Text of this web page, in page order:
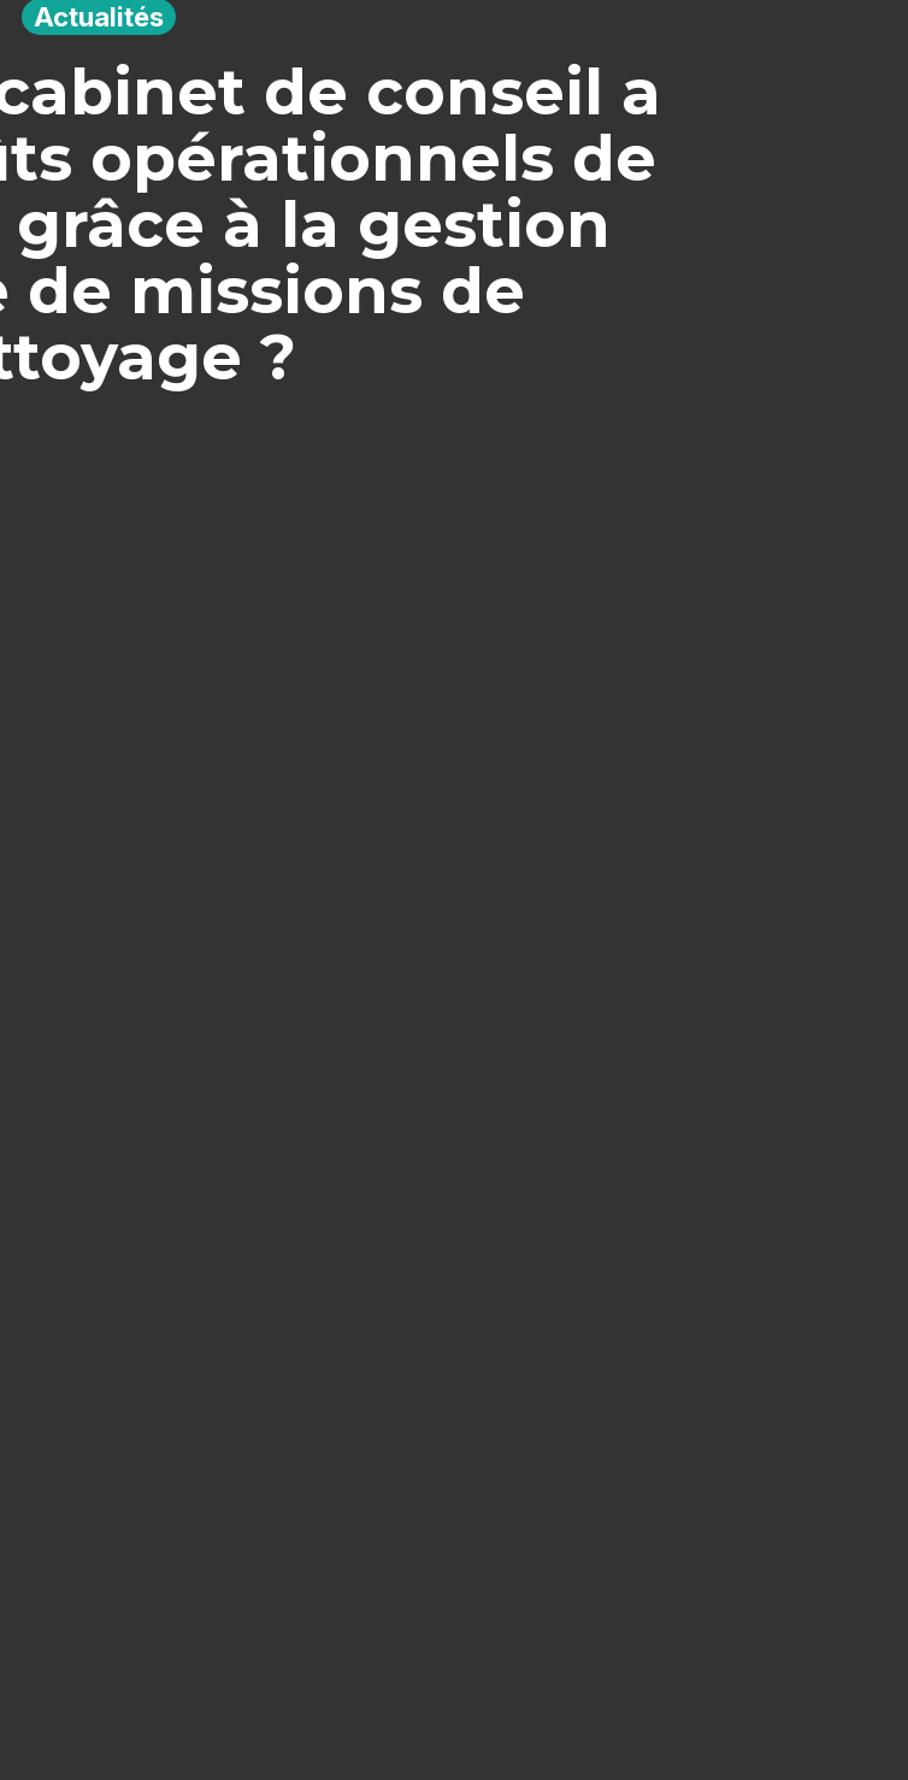
Actualités
de conseil a
opérationnels de
grâce à la gestion
missions de
?